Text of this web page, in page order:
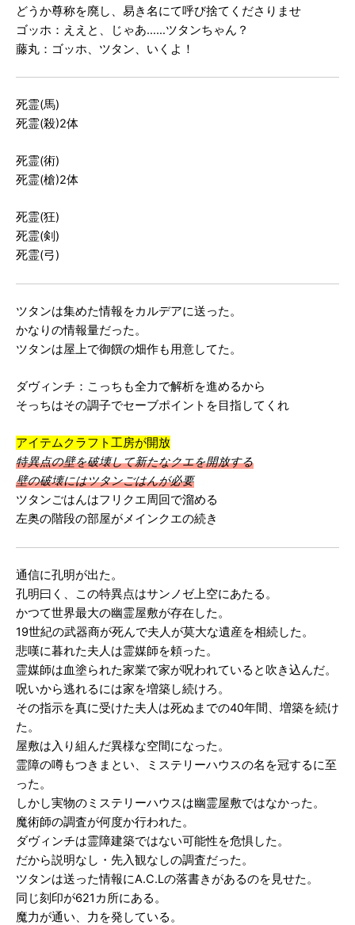
どうか尊称を廃し、易き名にて呼び捨てくださりませ
ゴッホ：ええと、じゃあ……ツタンちゃん？
藤丸：ゴッホ、ツタン、いくよ！
死霊(馬)
死霊(殺)2体
死霊(術)
死霊(槍)2体
死霊(狂)
死霊(剣)
死霊(弓)
ツタンは集めた情報をカルデアに送った。
かなりの情報量だった。
ツタンは屋上で御饌の畑作も用意してた。
ダヴィンチ：こっちも全力で解析を進めるから
そっちはその調子でセーブポイントを目指してくれ
アイテムクラフト工房が開放
特異点の壁を破壊して新たなクエを開放する
壁の破壊にはツタンごはんが必要
ツタンごはんはフリクエ周回で溜める
左奥の階段の部屋がメインクエの続き
通信に孔明が出た。
孔明曰く、この特異点はサンノゼ上空にあたる。
かつて世界最大の幽霊屋敷が存在した。
19世紀の武器商が死んで夫人が莫大な遺産を相続した。
悲嘆に暮れた夫人は霊媒師を頼った。
霊媒師は血塗られた家業で家が呪われていると吹き込んだ。
呪いから逃れるには家を増築し続けろ。
その指示を真に受けた夫人は死ぬまでの40年間、増築を続け
た。
屋敷は入り組んだ異様な空間になった。
霊障の噂もつきまとい、ミステリーハウスの名を冠するに至
った。
しかし実物のミステリーハウスは幽霊屋敷ではなかった。
魔術師の調査が何度か行われた。
ダヴィンチは霊障建築ではない可能性を危惧した。
だから説明なし・先入観なしの調査だった。
ツタンは送った情報にA.C.Lの落書きがあるのを見せた。
同じ刻印が621カ所にある。
魔力が通い、力を発している。